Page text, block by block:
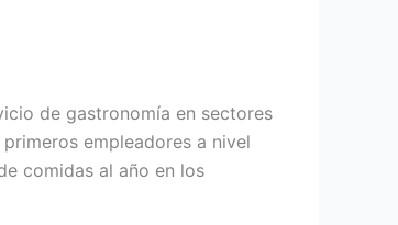
de gastronomía en sectores
empleadores a nivel
comidas al año en los